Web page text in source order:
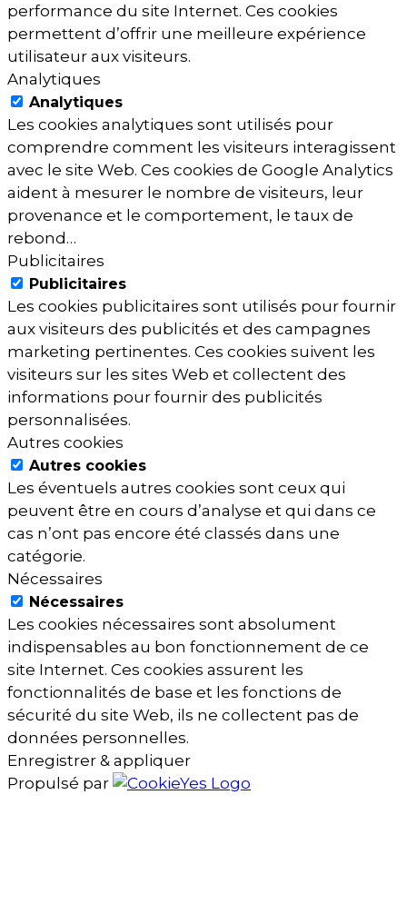
performance du site Internet. Ces cookies
permettent d’offrir une meilleure expérience
utilisateur aux visiteurs.
Analytiques
Analytiques
Les cookies analytiques sont utilisés pour
comprendre comment les visiteurs interagissent
avec le site Web. Ces cookies de Google Analytics
aident à mesurer le nombre de visiteurs, leur
provenance et le comportement, le taux de
rebond…
Publicitaires
Publicitaires
Les cookies publicitaires sont utilisés pour fournir
aux visiteurs des publicités et des campagnes
marketing pertinentes. Ces cookies suivent les
visiteurs sur les sites Web et collectent des
informations pour fournir des publicités
personnalisées.
Autres cookies
Autres cookies
Les éventuels autres cookies sont ceux qui
peuvent être en cours d’analyse et qui dans ce
cas n’ont pas encore été classés dans une
catégorie.
Nécessaires
Nécessaires
Les cookies nécessaires sont absolument
indispensables au bon fonctionnement de ce
site Internet. Ces cookies assurent les
fonctionnalités de base et les fonctions de
sécurité du site Web, ils ne collectent pas de
données personnelles.
Enregistrer & appliquer
Propulsé par